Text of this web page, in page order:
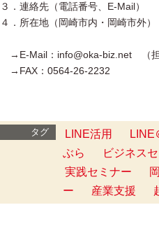
３．連絡先（電話番号、E-Mail）
４．所在地（岡崎市内・岡崎市外）
→E-Mail：info@oka-biz.net （担
→FAX：0564-26-2232
タグ LINE活用 LINE
ぶら
ビジネス
実践セミナー
ー
産業支援